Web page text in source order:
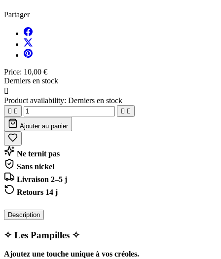
Partager
Price: 10,00 €
Derniers en stock

Product availability: Derniers en stock
   
Ajouter au panier
Ne ternit pas
Sans nickel
Livraison 2–5 j
Retours 14 j
Description
✧ Les Pampilles ✧
Ajoutez une touche unique à vos créoles.